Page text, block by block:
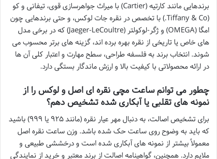
برندهایی مانند کارتیه (Cartier) با میراث جواهرسازی قوی، تیفانی و کو
(Tiffany & Co.) با تخصص در نقره جات لوکس، و حتی برندهایی چون
امگا (OMEGA) و ژگر-لوکولتر (Jaeger-LeCoultre) که در برخی مدل
های خاص یا تاریخی از نقره بهره برده اند، گزینه های برتر محسوب می
شوند. انتخاب برند به فلسفه طراحی، سطح مهارت و اعتبار کلی آن ها
در ارائه محصولاتی با کیفیت بالا و ارزش ماندگار بستگی دارد.
چطور می توانم ساعت مچی نقره ای اصل و لوکس را از
نمونه های تقلبی یا آبکاری شده تشخیص دهم؟
برای تشخیص اصالت، به دنبال مهر عیار نقره (مانند ۹۲۵ یا ۹۹۹) باشید
که باید به وضوح روی ساعت حک شده باشد. وزن ساعت نقره اصل
معمولاً بیشتر از نمونه های آبکاری شده است و درخششی طبیعی و
ملایم دارد. همچنین، گواهینامه اصالت از برند معتبر و خرید از نمایندگی